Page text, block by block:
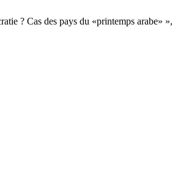
? Cas des pays du «printemps arabe» »,